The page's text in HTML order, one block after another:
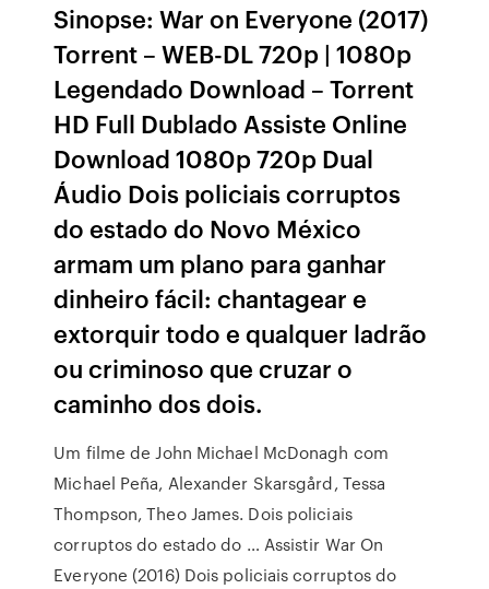
Sinopse: War on Everyone (2017)
Torrent – WEB-DL 720p | 1080p
Legendado Download – Torrent
HD Full Dublado Assiste Online
Download 1080p 720p Dual
Áudio Dois policiais corruptos
do estado do Novo México
armam um plano para ganhar
dinheiro fácil: chantagear e
extorquir todo e qualquer ladrão
ou criminoso que cruzar o
caminho dos dois.
Um filme de John Michael McDonagh com
Michael Peña, Alexander Skarsgård, Tessa
Thompson, Theo James. Dois policiais
corruptos do estado do … Assistir War On
Everyone (2016) Dois policiais corruptos do